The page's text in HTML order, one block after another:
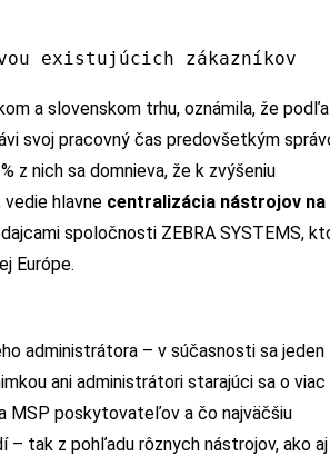
existujúcich zákazníkov
a slovenskom trhu, oznámila, že
svoj pracovný čas predovšetkým
z nich sa domnieva, že k zvýšeniu
hlavne centralizácia nástrojov na
spoločnosti ZEBRA SYSTEMS,
Európe.
administrátora – v súčasnosti sa jeden
ani administrátori starajúci sa o viac
MSP poskytovateľov a čo najväčšiu
tak z pohľadu rôznych nástrojov, ako aj